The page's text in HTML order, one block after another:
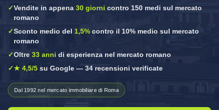
✓Vendite in appena 30 giorni contro 150 medi sul mercato
romano
✓Sconto medio del 1,5% contro il 10% medio sul mercato
romano
✓Oltre 33 anni di esperienza nel mercato romano
✓★ 4,5/5 su Google — 34 recensioni verificate
Dal 1992 nel mercato immobiliare di Roma